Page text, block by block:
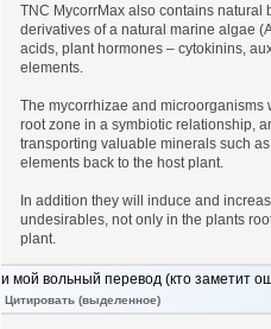
TNC MycorrMax also contains
derivatives of a natural marine algae
acids, plant hormones – cytokinins,
elements.
The mycorrhizae and
root zone in a symbiotic relationship,
transporting valuable minerals such
elements back to the host plant.
In addition they will induce and
undesirables, not only in the plants
plant.
и мой вольный перевод (кто заметит
Цитировать (выделенное)